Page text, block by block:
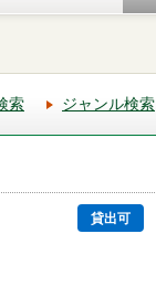
索 ジャンル検索
貸出可